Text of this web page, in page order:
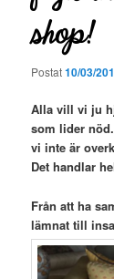
shop!
Postat10/03/
Alla vill vi ju
som lider
vi inte är
Det handlar
Från att ha
lämnat till